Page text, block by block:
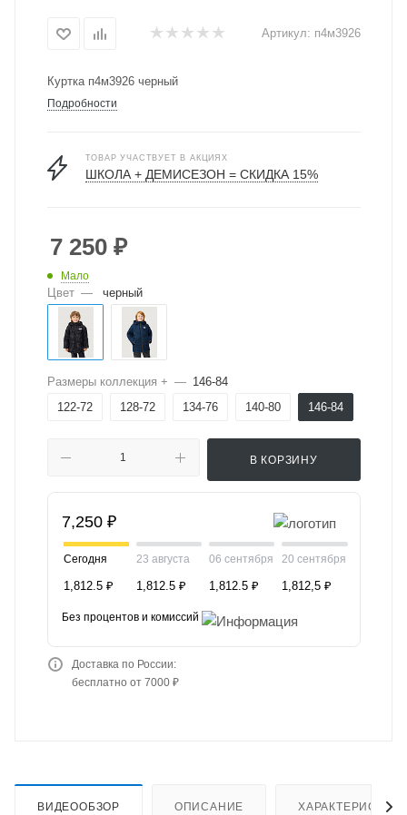
Артикул: п4м3926
Куртка п4м3926 черный
Подробности
ТОВАР УЧАСТВУЕТ В АКЦИЯХ
ШКОЛА + ДЕМИСЕЗОН = СКИДКА 15%
7 250₽
Мало
Цвет — черный
Размеры коллекция + — 146-84
122-72
128-72 134-76 140-80 146-84
В КОРЗИНУ
7,250 ₽
Сегодня
1,812.5 ₽
23 августа
1,812.5 ₽
06 сентября
1,812.5 ₽
20 сентября
1,812,5 ₽
Без процентов и комиссий
Доставка по России:
бесплатно от 7000 ₽
ВИДЕООБЗОР ОПИСАНИЕ